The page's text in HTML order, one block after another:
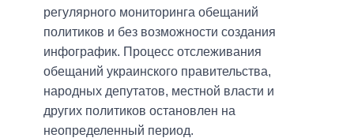
регулярного мониторинга обещаний
политиков и без возможности создания
инфографик. Процесс отслеживания
обещаний украинского правительства,
народных депутатов, местной власти и
других политиков остановлен на
неопределенный период.